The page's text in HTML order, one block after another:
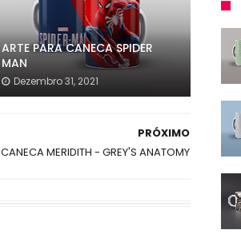
ARTE PARA CANECA SPIDER
MAN
Dezembro 31, 2021
PRÓXIMO
CANECA MERIDITH - GREY'S ANATOMY